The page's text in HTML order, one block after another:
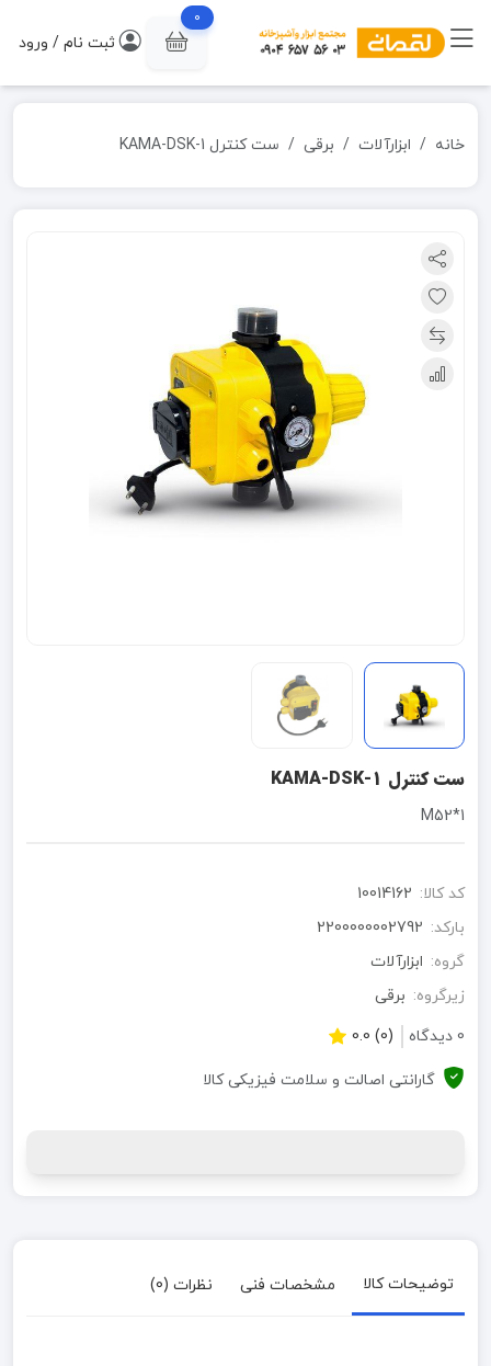
0
ثبت نام / ورود
خانه ابزارآلات برقی ست کنترل KAMA-DSK-1
ست کنترل KAMA-DSK-1
M52*1
کد کالا: 10014162
بارکد: 2200000002792
گروه: ابزارآلات
زیرگروه: برقی
0 دیدگاه
(0) 0.0
گارانتی اصالت و سلامت فیزیکی کالا
توضیحات کالا مشخصات فنی نظرات (0)